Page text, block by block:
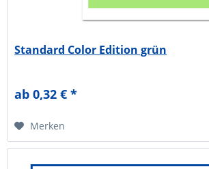
Standard Color Edition grün
ab 0,32 € *
Merken